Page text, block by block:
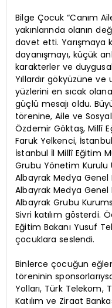
Bilge Çocuk “Canım
yakınlarında olanın
davet etti. Yarışmaya
dayanışmayı, küçük
karakterler ve
Yıllardır gökyüzüne
yüzlerini en sıcak
güçlü mesajı oldu.
törenine, Aile ve
Özdemir Göktaş, Millî
Faruk Yelkenci,
İstanbul İl Millî Eğitim
Grubu Yönetim Kurulu
Albayrak Medya
Albayrak Medya Genel
Albayrak Grubu
Sivri katılım gösterdi.
Eğitim Bakanı Yusuf
çocuklara seslendi.
Binlerce çocuğun
töreninin
Yolları, Türk Telekom,
Katılım ve Ziraat